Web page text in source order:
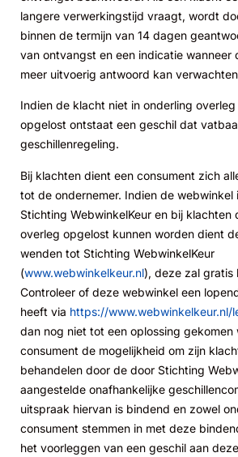
langere verwerkingstijd vraagt, wordt
binnen de termijn van 14 dagen
van ontvangst en een indicatie wanneer
meer uitvoerig antwoord kan
Indien de klacht niet in onderling
opgelost ontstaat een geschil dat
geschillenregeling.
Bij klachten dient een consument zich
tot de ondernemer. Indien de webwinkel
Stichting WebwinkelKeur en bij klachten
overleg opgelost kunnen worden dient
wenden tot Stichting WebwinkelKeur
(www.webwinkelkeur.nl), deze zal gratis
Controleer of deze webwinkel een
heeft via https://www.webwinkelkeur.nl/
dan nog niet tot een oplossing
consument de mogelijkheid om zijn
behandelen door de door Stichting
aangestelde onafhankelijke
uitspraak hiervan is bindend en zowel
consument stemmen in met deze
het voorleggen van een geschil aan deze